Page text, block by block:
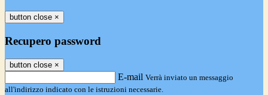
button close ×
Recupero password
button close ×
E-mail Verrà inviato un messaggio
all'indirizzo indicato con le istruzioni necessarie.